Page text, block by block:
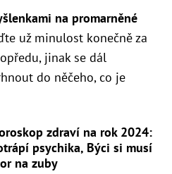
na promarněné
už minulost konečně za
jinak se dál
do něčeho, co je
zdraví na rok 2024:
psychika, Býci si musí
na zuby